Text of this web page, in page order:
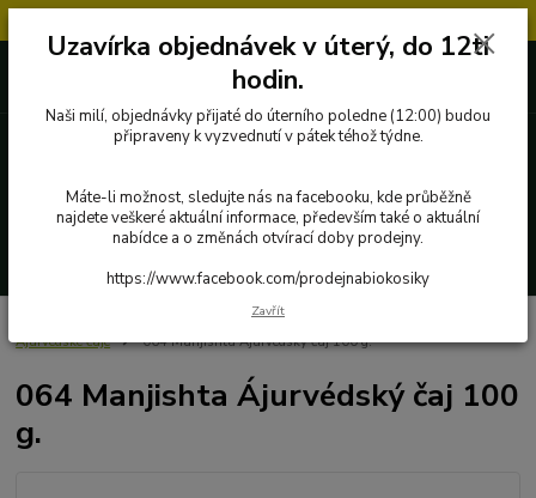
727 862 655, 737 283 505
Byliny, čaje, koření
Ájurvédské čaje
064 Manjishta Ájurvédský čaj 100 g.
064 Manjishta Ájurvédský čaj 100
g.
Uzavírka objednávek v úterý, do 12ti
hodin.
Naši milí, objednávky přijaté do úterního poledne (12:00) budou
připraveny k vyzvednutí v pátek téhož týdne.
Máte-li možnost, sledujte nás na facebooku, kde průběžně
najdete veškeré aktuální informace, především také o aktuální
nabídce a o změnách otvírací doby prodejny.
https://www.facebook.com/prodejnabiokosiky
Zavřít